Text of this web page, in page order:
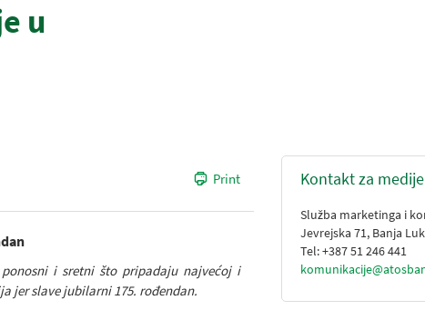
u
Print
i sretni što pripadaju najvećoj i
jer slave jubilarni 175. rođendan.
Kontakt za medije
Služba marketinga i
Jevrejska 71, Banja
Tel: +387 51 246 441